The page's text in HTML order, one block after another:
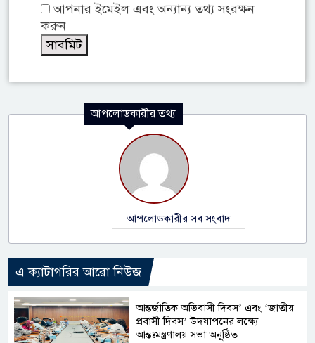
আপনার ইমেইল এবং অন্যান্য তথ্য সংরক্ষন
করুন
আপলোডকারীর তথ্য
আপলোডকারীর সব সংবাদ
এ ক্যাটাগরির আরো নিউজ
আন্তর্জাতিক অভিবাসী দিবস’ এবং ‘জাতীয়
প্রবাসী দিবস’ উদযাপনের লক্ষ্যে
আন্তঃমন্ত্রণালয় সভা অনুষ্ঠিত